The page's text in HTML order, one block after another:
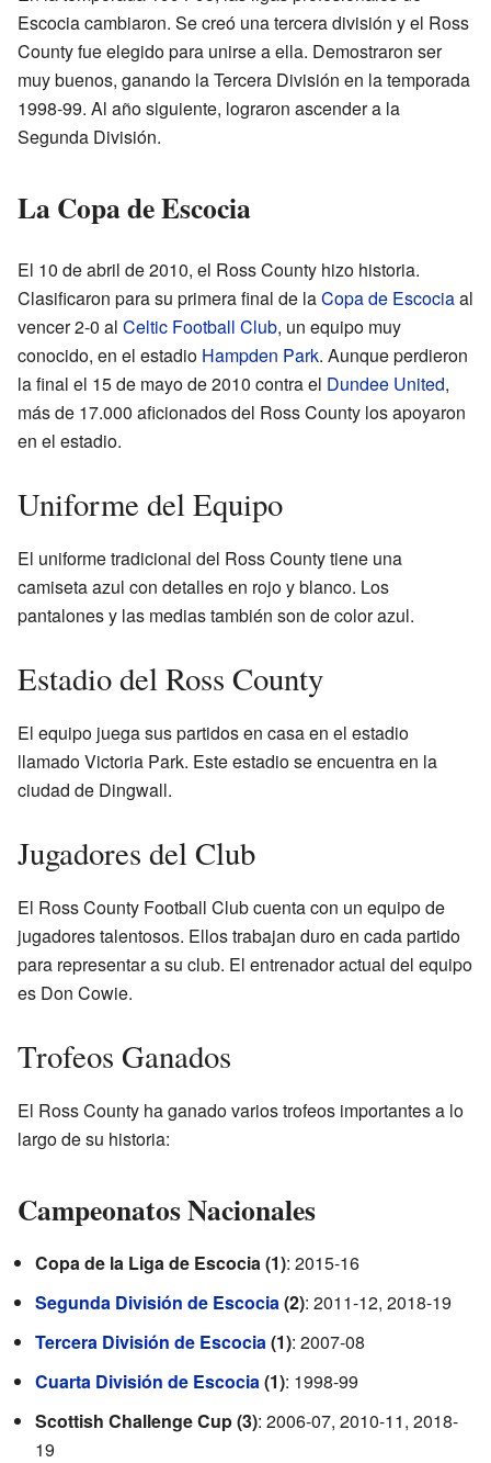
Escocia cambiaron. Se creó una tercera división y el Ross
County fue elegido para unirse a ella. Demostraron ser
muy buenos, ganando la Tercera División en la temporada
1998-99. Al año siguiente, lograron ascender a la
Segunda División.
La Copa de Escocia
El 10 de abril de 2010, el Ross County hizo historia.
Clasificaron para su primera final de laCopa de Escociaal
vencer 2-0 al Celtic Football Club, un equipo muy
conocido, en el estadio Hampden Park. Aunque perdieron
la final el 15 de mayo de 2010 contra el Dundee United,
más de 17.000 aficionados del Ross County los apoyaron
en el estadio.
Uniforme del Equipo
El uniforme tradicional del Ross County tiene una
camiseta azul con detalles en rojo y blanco. Los
pantalones y las medias también son de color azul.
Estadio del Ross County
El equipo juega sus partidos en casa en el estadio
llamado Victoria Park. Este estadio se encuentra en la
ciudad de Dingwall.
Jugadores del Club
El Ross County Football Club cuenta con un equipo de
jugadores talentosos. Ellos trabajan duro en cada partido
para representar a su club. El entrenador actual del equipo
es Don Cowie.
Trofeos Ganados
El Ross County ha ganado varios trofeos importantes a lo
largo de su historia:
Campeonatos Nacionales
Copa de la Liga de Escocia (1): 2015-16
Segunda División de Escocia(2): 2011-12, 2018-19
Tercera División de Escocia(1): 2007-08
Cuarta División de Escocia(1): 1998-99
Scottish Challenge Cup (3): 2006-07, 2010-11, 2018-
19